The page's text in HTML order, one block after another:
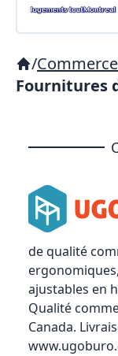
/
Fournitures
de qualité
ajustables en
Qualité
Canada.